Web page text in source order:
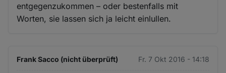
entgegenzukommen – oder bestenfalls mit
Worten, sie lassen sich ja leicht einlullen.
Frank Sacco (nicht überprüft) Fr. 7 Okt 2016 - 14:18